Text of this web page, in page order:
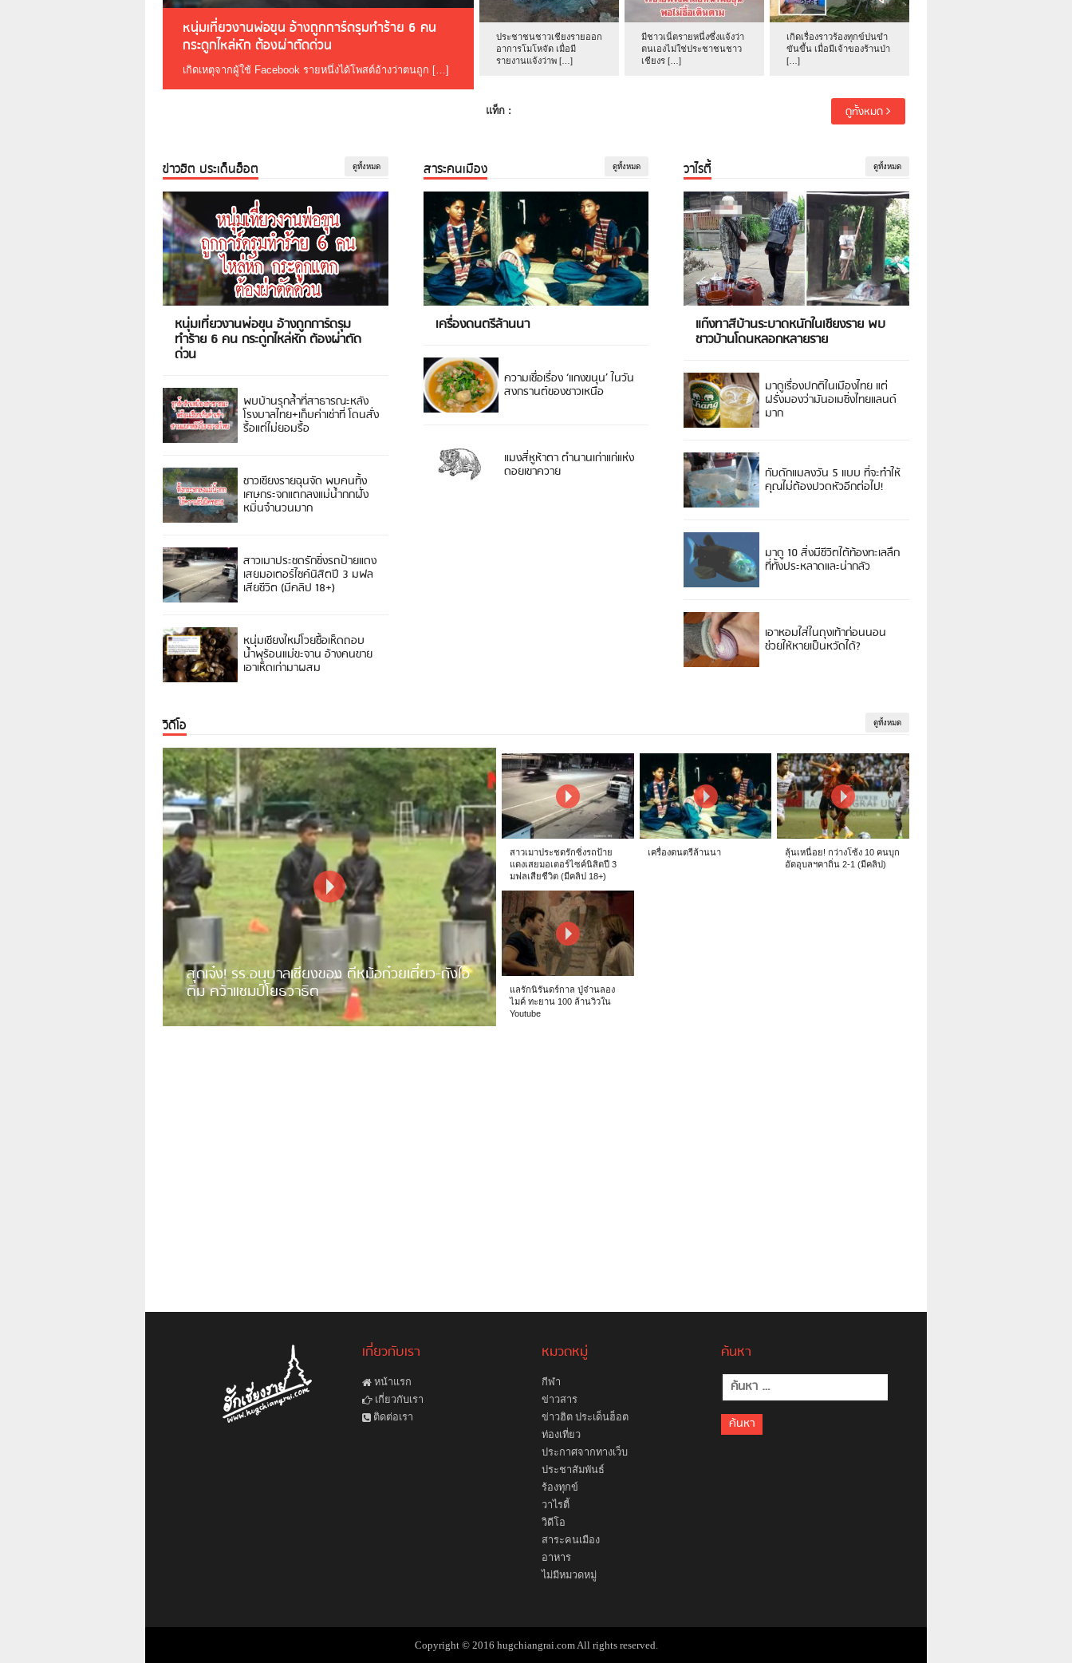
หนุ่มเที่ยวงานพ่อขุน อ้างถูกการ์ดรุมทำร้าย 6 คน
กระดูกไหล่หัก ต้องผ่าตัดด่วน
เกิดเหตุจากผู้ใช้ Facebook รายหนึ่งได้โพสต์อ้างว่าตนถูก […]
ประชาชนชาวเชียงรายออก
อาการโมโหจัด เมื่อมี
รายงานแจ้งว่าพ […]
มีชาวเน็ตรายหนึ่งซึ่งแจ้งว่า
ตนเองไม่ใช่ประชาชนชาว
เชียงร […]
เกิดเรื่องราวร้องทุกข์ปนขำ
ขันขึ้น เมื่อมีเจ้าของร้านป่า
[…]
แท็ก : ดูทั้งหมด
ข่าวฮิต ประเด็นฮ็อต ดูทั้งหมด
หนุ่มเที่ยวงานพ่อขุน อ้างถูกการ์ดรุม
ทำร้าย 6 คน กระดูกไหล่หัก ต้องผ่าตัด
ด่วน
พบบ้านรุกล้ำที่สาธารณะหลัง
โรงบาลไทย+เก็บค่าเช่าที่ โดนสั่ง
รื้อแต่ไม่ยอมรื้อ
ชาวเชียงรายฉุนจัด พบคนทิ้ง
เศษกระจกแตกลงแม่น้ำกกฝั่ง
หมิ่นจำนวนมาก
สาวเมาประชดรักซิ่งรถป้ายแดง
เสยมอเตอร์ไซค์นิสิตปี 3 มฟล
เสียชีวิต (มีคลิป 18+)
หนุ่มเชียงใหม่โวยซื้อเห็ดถอบ
น้ำพุร้อนแม่ขะจาน อ้างคนขาย
เอาเห็ดเก่ามาผสม
สาระคนเมือง ดูทั้งหมด
เครื่องดนตรีล้านนา
ความเชื่อเรื่อง ‘แกงขนุน’ ในวัน
สงกรานต์ของชาวเหนือ
แมงสี่หูห้าตา ตำนานเก่าแก่แห่ง
ดอยเขาควาย
วาไรตี้ ดูทั้งหมด
แก๊งทาสีบ้านระบาดหนักในเชียงราย พบ
ชาวบ้านโดนหลอกหลายราย
มาดูเรื่องปกติในเมืองไทย แต่
ฝรั่งมองว่ามันอเมซิ่งไทยแลนด์
มาก
กับดักแมลงวัน 5 แบบ ที่จะทำให้
คุณไม่ต้องปวดหัวอีกต่อไป!
มาดู 10 สิ่งมีชีวิตใต้ท้องทะเลลึก
ที่ทั้งประหลาดและน่ากลัว
เอาหอมใส่ในถุงเท้าก่อนนอน
ช่วยให้หายเป็นหวัดได้?
วิดีโอ ดูทั้งหมด
สุดเจ๋ง! รร.อนุบาลเชียงของ ตีหม้อก๋วยเตี๋ยว-ถังไอ
ติม คว้าแชมป์โยธวาธิต
สาวเมาประชดรักซิ่งรถป้าย
แดงเสยมอเตอร์ไซค์นิสิตปี 3
มฟลเสียชีวิต (มีคลิป 18+)
เครื่องดนตรีล้านนา
ลุ้นเหนื่อย! กว่างโซ้ง 10 คนบุก
อัดอุบลฯคาถิ่น 2-1 (มีคลิป)
แลรักนิรันดร์กาล ปู่จ๋านลอง
ไมค์ ทะยาน 100 ล้านวิวใน
Youtube
เกี่ยวกับเรา
หน้าแรก
เกี่ยวกับเรา
ติดต่อเรา
หมวดหมู่
กีฬา
ข่าวสาร
ข่าวฮิต ประเด็นฮ็อต
ท่องเที่ยว
ประกาศจากทางเว็บ
ประชาสัมพันธ์
ร้องทุกข์
วาไรตี้
วิดีโอ
สาระคนเมือง
อาหาร
ไม่มีหมวดหมู่
ค้นหา
ค้นหา
สำหรับ:
Copyright © 2016 hugchiangrai.com All rights reserved.